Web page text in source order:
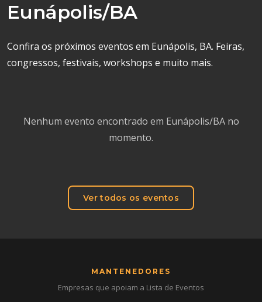
Eunápolis/BA
Confira os próximos eventos em Eunápolis, BA. Feiras,
congressos, festivais, workshops e muito mais.
Nenhum evento encontrado em Eunápolis/BA no
momento.
Ver todos os eventos
MANTENEDORES
Empresas que apoiam a Lista de Eventos